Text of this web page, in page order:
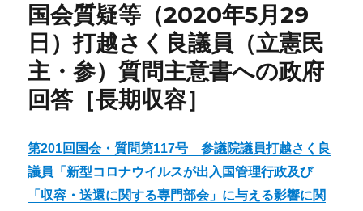
国会質疑等（2020年5月29
日）打越さく良議員（立憲民
主・参）質問主意書への政府
回答［長期収容］
第201回国会・質問第117号参議院議員打越さく良
議員「 新型コロナウイルスが出入国管理行政及び
「収容・送還に関する専門部会」に与える影響に関